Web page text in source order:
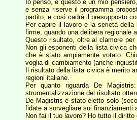
Io penso, e questo è un mio
e senza riserve il programma
partito, e così cadrà il presupposto
Per capire il lavoro e la serietà
firme, quando una delibera regionale
Questo risultato, oltre al clamore
Non gli esponenti della lista civica
che è stato ampiamente votato.
voglia di cambiamento (anche
Il risultato della lista civica è merito
regioni italiane.
Per quanto riguarda De
strumentalizzazione del risultato
De Magistris è stato eletto solo
fidate a sorvegliare sui finanziamenti
Non fai il tuo lavoro? Ho tutto il